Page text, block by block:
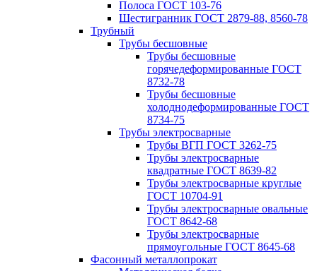
Полоса ГОСТ 103-76
Шестигранник ГОСТ 2879-88, 8560-78
Трубный
Трубы бесшовные
Трубы бесшовные
горячедеформированные ГОСТ
8732-78
Трубы бесшовные
холоднодеформированные ГОСТ
8734-75
Трубы электросварные
Трубы ВГП ГОСТ 3262-75
Трубы электросварные
квадратные ГОСТ 8639-82
Трубы электросварные круглые
ГОСТ 10704-91
Трубы электросварные овальные
ГОСТ 8642-68
Трубы электросварные
прямоугольные ГОСТ 8645-68
Фасонный металлопрокат